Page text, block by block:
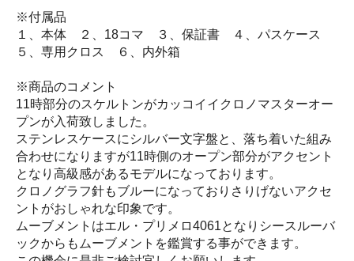
※付属品
１、本体 ２、18コマ ３、保証書 ４、パスケース
５、専用クロス ６、内外箱
※商品のコメント
11時部分のスケルトンがカッコイイクロノマスターオー
プンが入荷致しました。
ステンレスケースにシルバー文字盤と、落ち着いた組み
合わせになりますが11時側のオープン部分がアクセント
となり高級感があるモデルになっております。
クロノグラフ針もブルーになっておりさりげないアクセ
ントがおしゃれな印象です。
ムーブメントはエル・プリメロ4061となりシースルーバ
ックからもムーブメントを鑑賞する事ができます。